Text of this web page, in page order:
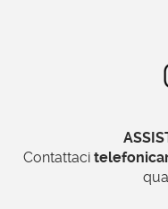
appeso in
Tutta la nostra
viene
rotondo bagno
utilizzando
Contattaci